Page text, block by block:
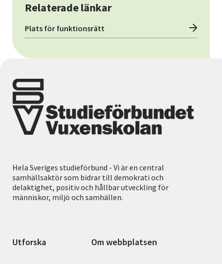
Relaterade länkar
Plats för funktionsrätt
Hela Sveriges studieförbund - Vi är en central
samhällsaktör som bidrar till demokrati och
delaktighet, positiv och hållbar utveckling för
människor, miljö och samhällen.
Utforska Om webbplatsen